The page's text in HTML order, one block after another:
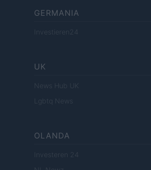
GERMANIA
Investieren24
UK
News Hub UK
Lgbtq News
OLANDA
Investeren 24